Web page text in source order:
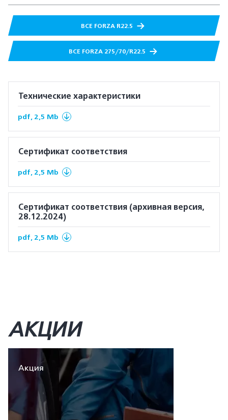
ВСЕ FORZA R22.5
ВСЕ FORZA 275/70/R22.5
Технические характеристики
pdf, 2,5 Mb
Сертификат соответствия
pdf, 2,5 Mb
Сертификат соответствия (архивная версия,
28.12.2024)
pdf, 2,5 Mb
АКЦИИ
Акция